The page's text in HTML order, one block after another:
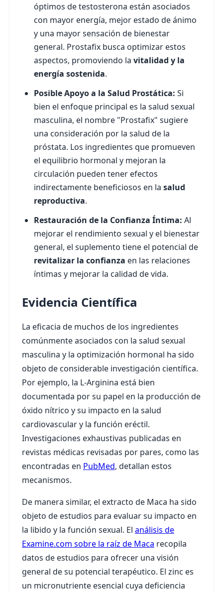
óptimos de testosterona están asociados
con mayor energía, mejor estado de ánimo
y una mayor sensación de bienestar
general. Prostafix busca optimizar estos
aspectos, promoviendo la vitalidad y la
energía sostenida.
Posible Apoyo a la Salud Prostática: Si
bien el enfoque principal es la salud sexual
masculina, el nombre "Prostafix" sugiere
una consideración por la salud de la
próstata. Los ingredientes que promueven
el equilibrio hormonal y mejoran la
circulación pueden tener efectos
indirectamente beneficiosos en la salud
reproductiva.
Restauración de la Confianza Íntima: Al
mejorar el rendimiento sexual y el bienestar
general, el suplemento tiene el potencial de
revitalizar la confianza en las relaciones
íntimas y mejorar la calidad de vida.
Evidencia Científica
La eficacia de muchos de los ingredientes
comúnmente asociados con la salud sexual
masculina y la optimización hormonal ha sido
objeto de considerable investigación científica.
Por ejemplo, la L-Arginina está bien
documentada por su papel en la producción de
óxido nítrico y su impacto en la salud
cardiovascular y la función eréctil.
Investigaciones exhaustivas publicadas en
revistas médicas revisadas por pares, como las
encontradas en PubMed, detallan estos
mecanismos.
De manera similar, el extracto de Maca ha sido
objeto de estudios para evaluar su impacto en
la libido y la función sexual. El análisis de
Examine.com sobre la raíz de Maca recopila
datos de estudios para ofrecer una visión
general de su potencial terapéutico. El zinc es
un micronutriente esencial cuya deficiencia